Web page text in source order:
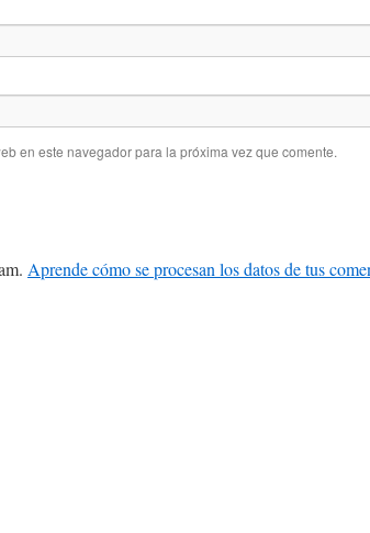
en este navegador para la próxima vez que comente.
Aprende cómo se procesan los datos de tus